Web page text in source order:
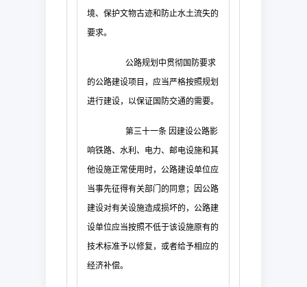
境、保护文物古迹和防止水土流失的
要求。
公路规划中贯彻国防要求
的公路建设项目，应当严格按照规划
进行建设，以保证国防交通的需要。
第三十一条 因建设公路影
响铁路、水利、电力、邮电设施和其
他设施正常使用时，公路建设单位应
当事先征得有关部门的同意；因公路
建设对有关设施造成损坏的，公路建
设单位应当按照不低于该设施原有的
技术标准予以修复，或者给予相应的
经济补偿。